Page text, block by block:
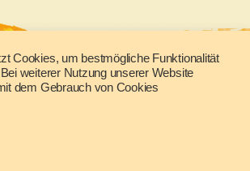
Datenschutz
Cookies, um bestmögliche Funktionalität
weiterer Nutzung unserer Website
dem Gebrauch von Cookies